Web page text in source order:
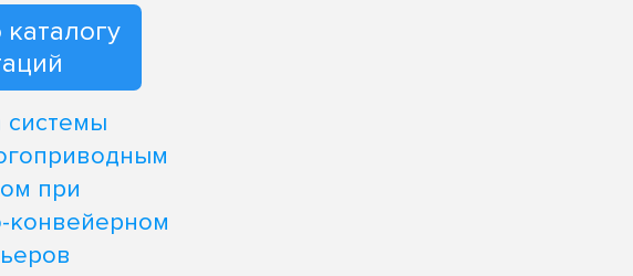
системы
при
конвейерном